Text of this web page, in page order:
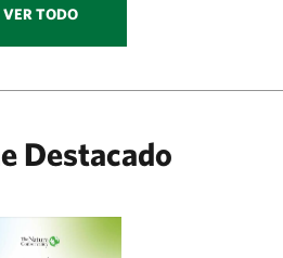
VER TODO
Destacado